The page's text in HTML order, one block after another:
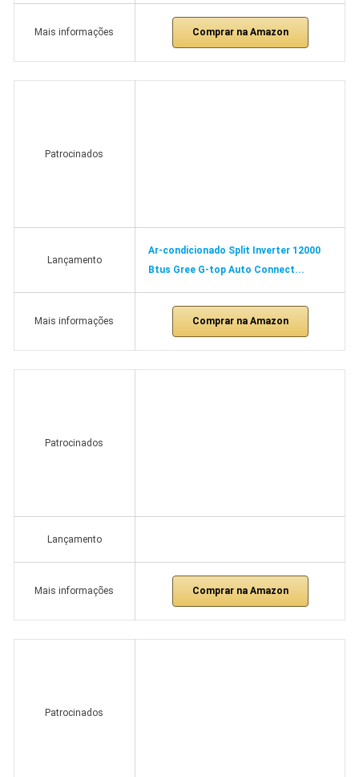
Mais informações Comprar na Amazon
Patrocinados
Lançamento
Ar-condicionado Split Inverter 12000
Btus Gree G-top Auto Connect...
Mais informações Comprar na Amazon
Patrocinados
Lançamento
Mais informações Comprar na Amazon
Patrocinados